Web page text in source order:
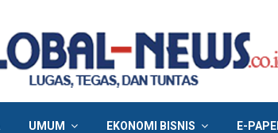
UMUM EKONOMI BISNIS E-